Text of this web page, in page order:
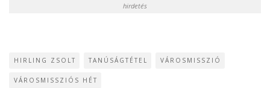
hirdetés
HIRLING ZSOLT TANÚSÁGTÉTEL VÁROSMISSZIÓ
VÁROSMISSZIÓS HÉT